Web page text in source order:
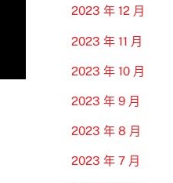
2023 年 12 月
2023 年 11 月
2023 年 10 月
2023 年 9 月
2023 年 8 月
2023 年 7 月